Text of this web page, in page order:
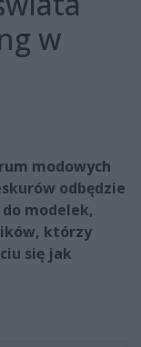
w
modowych
odbędzie
modelek,
którzy
się jak